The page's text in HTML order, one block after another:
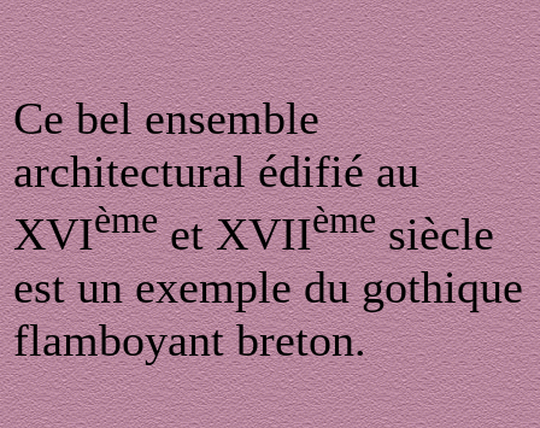
Ce bel ensemble
architectural édifié au
XVIèmeet XVIIèmesiècle
est un exemple du gothique
flamboyant breton.